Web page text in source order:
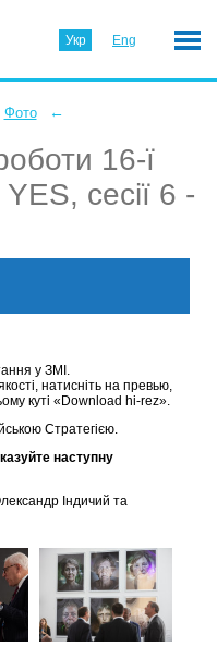
Укр Eng
Фото ←
16-ї
сесії 6 -
у ЗМІ.
натисніть на превью,
куті «Download hi-rez».
Стратегією.
наступну
Індичий та